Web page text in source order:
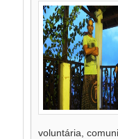
voluntária,